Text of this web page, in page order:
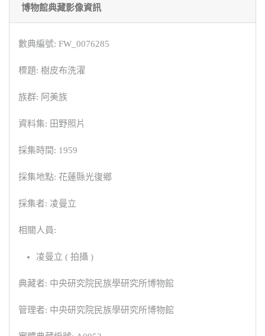
博物館典藏影像資訊
數典編號: FW_0076285
標題: 樹皮布洗濯
族群: 阿美族
資料集: 田野照片
採集時間: 1959
採集地點: 花蓮縣光復鄉
採集者: 凌曼立
相關人員:
凌曼立 ( 拍攝 )
典藏者: 中央研究院民族學研究所博物館
管理者: 中央研究院民族學研究所博物館